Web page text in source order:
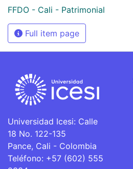
FFDO - Cali - Patrimonial
Full item page
Universidad Icesi: Calle
18 No. 122-135
Pance, Cali - Colombia
Teléfono: +57 (602) 555